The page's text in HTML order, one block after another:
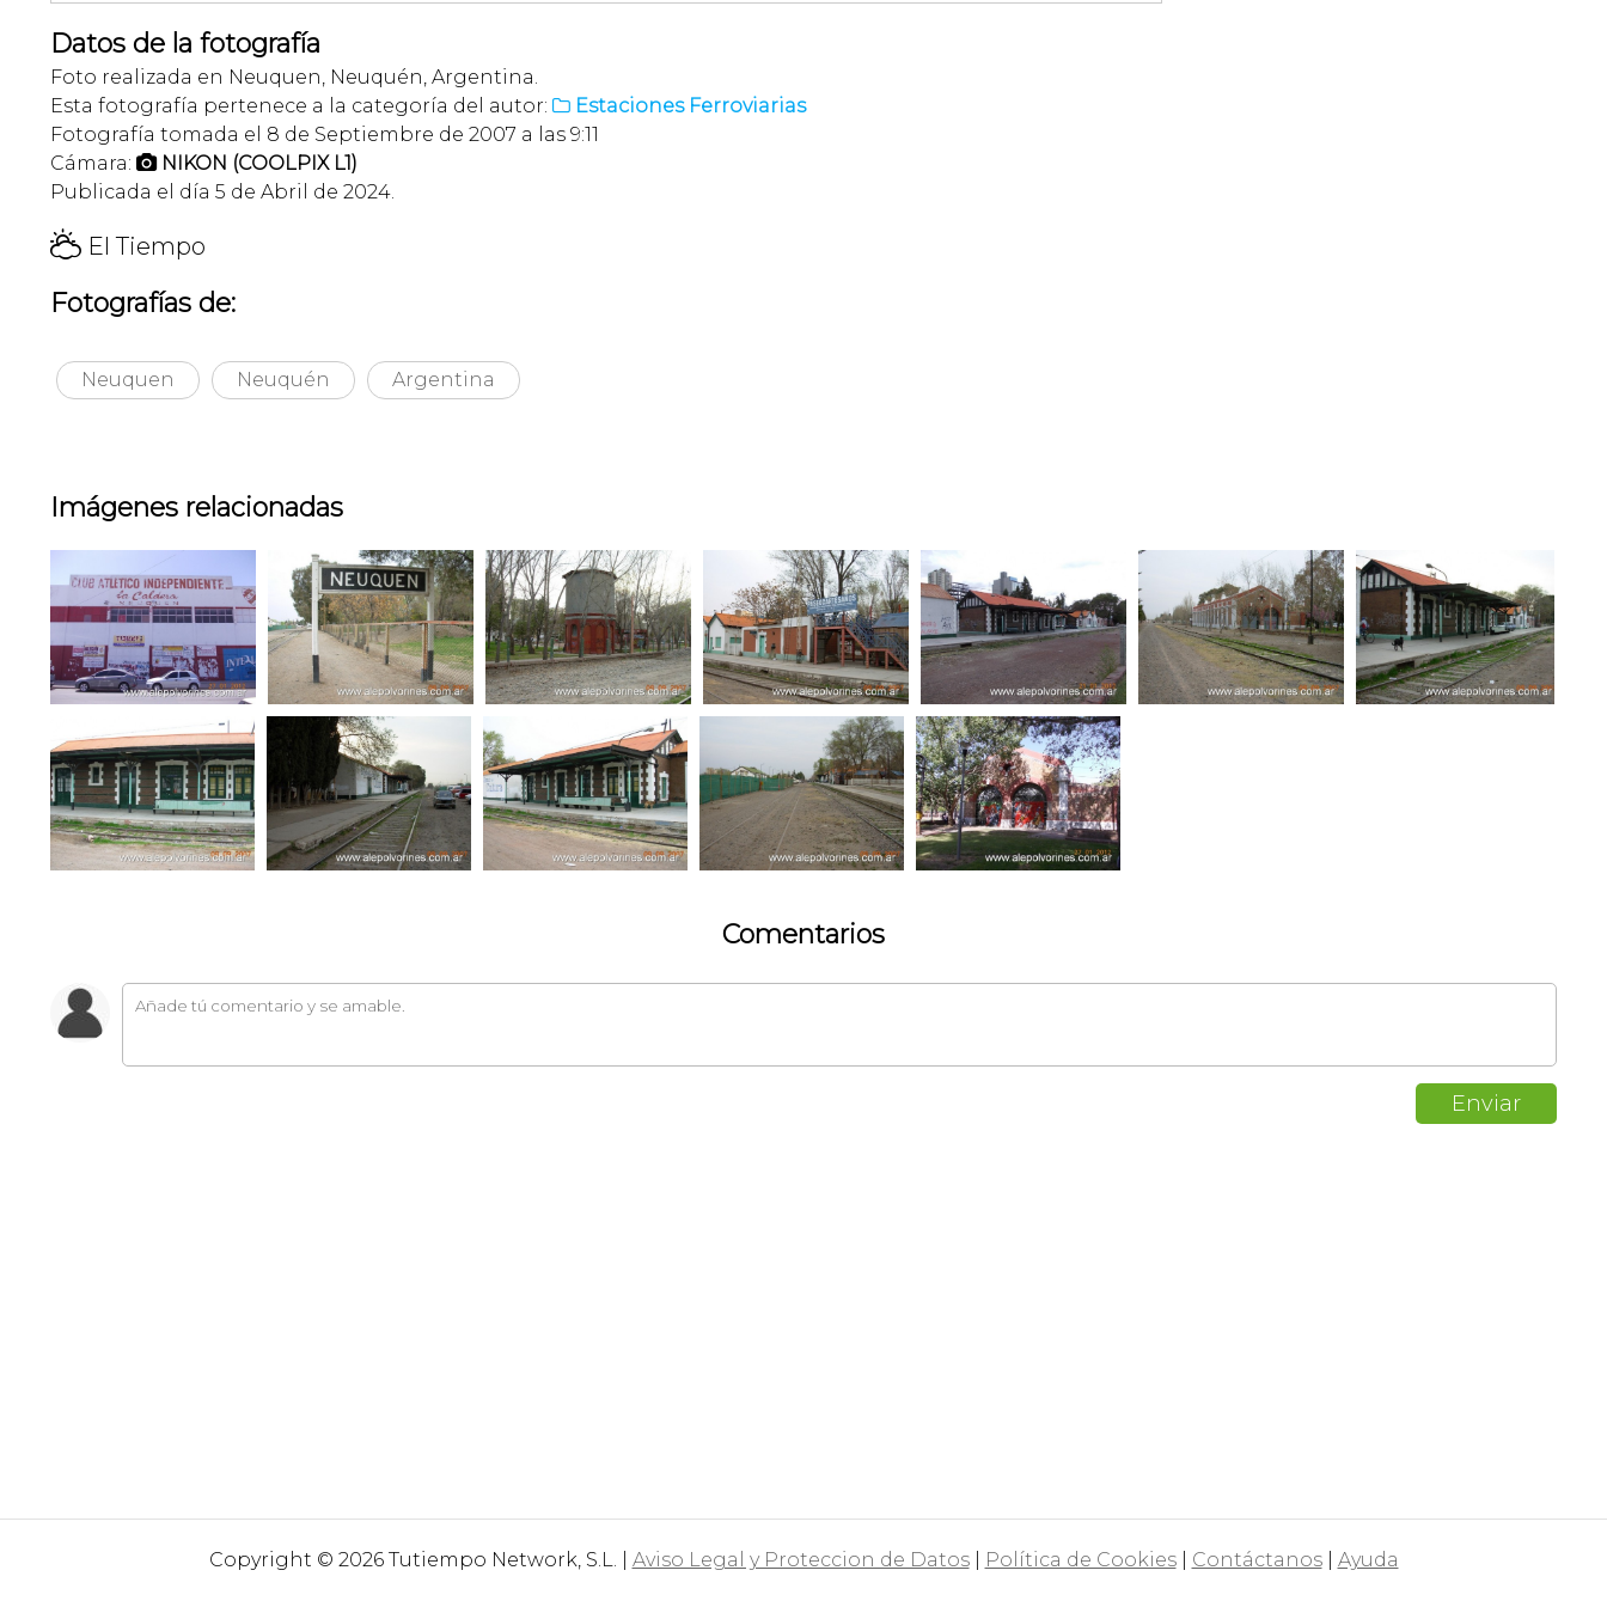
Datos de la fotografía
Foto realizada en Neuquen, Neuquén, Argentina.
Esta fotografía pertenece a la categoría del autor:  Estaciones Ferroviarias
Fotografía tomada el 8 de Septiembre de 2007 a las 9:11
Cámara:  NIKON (COOLPIX L1)
Publicada el día 5 de Abril de 2024.
H El Tiempo
Fotografías de:
Neuquen Neuquén Argentina
Imágenes relacionadas
Comentarios
Copyright © 2026 Tutiempo Network, S.L. | Aviso Legal y Proteccion de Datos| Política de Cookies| Contáctanos| Ayuda